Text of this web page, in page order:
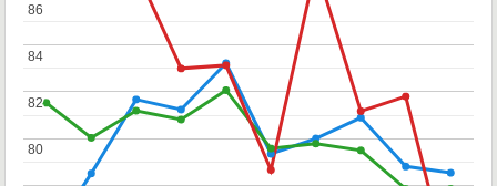
80
80
82
82
84
84
86
86